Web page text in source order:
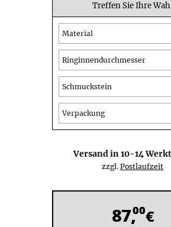
Treffen Sie Ihre
Material
Ringinnendurchmesser
Schmuckstein
Verpackung
Versand in10-14
zzgl. Postlaufzeit
87,00€